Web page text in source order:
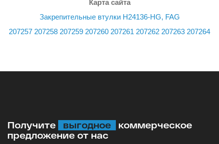
Карта сайта
Закрепительные втулки H24136-HG, FAG
207257 207258 207259 207260 207261 207262 207263 207264
Получите выгодное
коммерческое
предложение от нас